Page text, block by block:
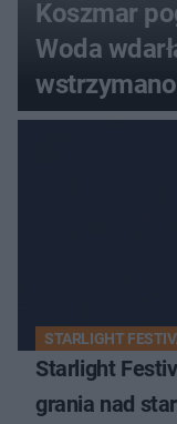
Koszmar
Woda
STARLIGHT
Starlight
grania nad